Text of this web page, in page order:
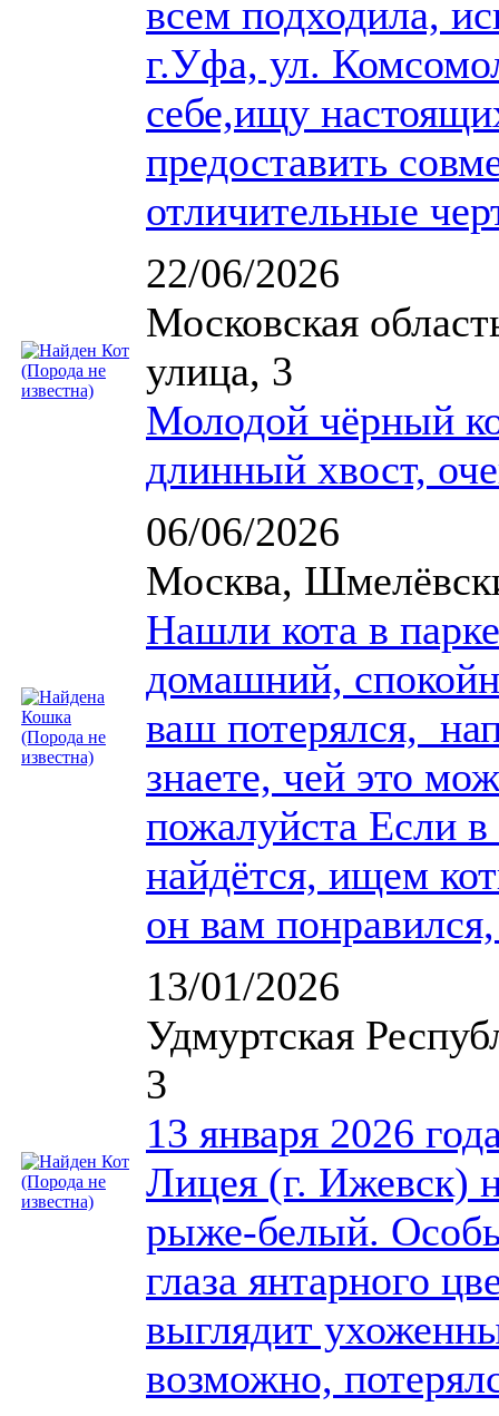
всем подходила,
г.Уфа, ул.
себе,ищу
предоставить
отличительные
22/06/2026
Московская
улица, 3
Молодой чёрный
длинный хвост,
06/06/2026
Москва,
Нашли кота в
домашний,
ваш потерялся,
знаете, чей это
пожалуйста Если в
найдётся, ищем
он вам
13/01/2026
Удмуртская
3
13 января 2026
Лицея (г. Ижевск)
рыже-белый.
глаза янтарного
выглядит
возможно,